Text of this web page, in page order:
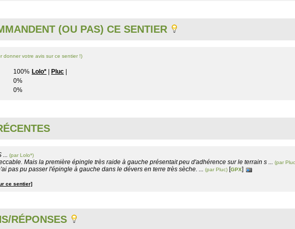
(OU PAS) CE SENTIER
donner votre avis sur ce sentier !)
100% Lolo* Pluc
0%
0%
... (par Lolo*)
Mais la première épingle très raide à gauche présentait peu d'adhérence sur le terrain s ... (par
pas pu passer l'épingle à gauche dans le dévers en terre très sèche. ... (par Pluc) [GPX]
ce sentier]
RÉPONSES